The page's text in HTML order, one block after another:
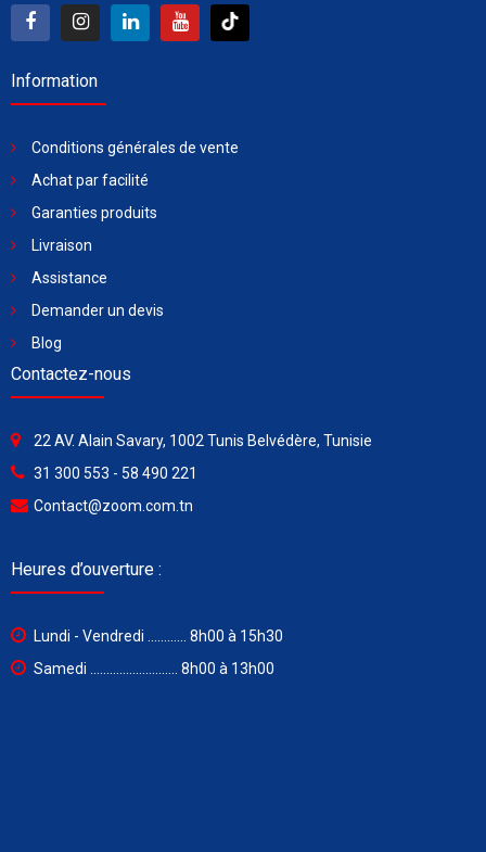
Information
Conditions générales de vente
Achat par facilité
Garanties produits
Livraison
Assistance
Demander un devis
Blog
Contactez-nous
22 AV. Alain Savary, 1002 Tunis Belvédère, Tunisie
31 300 553 - 58 490 221
Contact@zoom.com.tn
Heures d’ouverture :
Lundi - Vendredi ............ 8h00 à 15h30
Samedi ........................... 8h00 à 13h00